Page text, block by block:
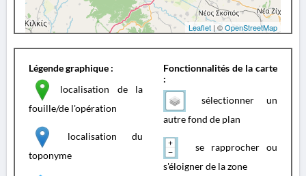
Leaflet | ©OpenStreetMap
Légende graphique :
localisation de la
fouille/de l'opération
localisation du
toponyme
Fonctionnalités de la carte
:
sélectionner un
autre fond de plan
se rapprocher ou
s'éloigner de la zone